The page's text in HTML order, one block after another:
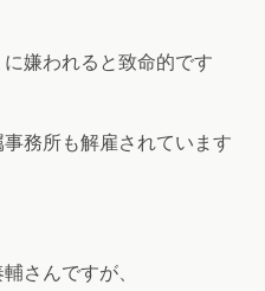
嫌われると致命的です
務所も解雇されています
さんですが、